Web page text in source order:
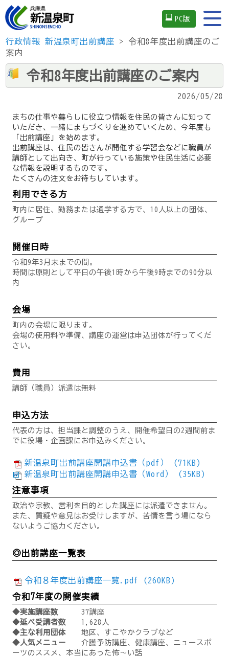
PC版
行政情報 新温泉町出前講座 > 令和8年度出前講座のご
案内
令和8年度出前講座のご案内
2026/05/28
まちの仕事や暮らしに役立つ情報を住民の皆さんに知って
いただき、一緒にまちづくりを進めていくため、今年度も
「出前講座」を始めます。
出前講座は、住民の皆さんが開催する学習会などに職員が
講師として出向き、町が行っている施策や住民生活に必要
な情報を説明するものです。
たくさんの注文をお待ちしています。
利用できる方
町内に居住、勤務または通学する方で、10人以上の団体、
グループ
開催日時
令和9年3月末までの間。
時間は原則として平日の午後1時から午後9時までの90分以
内
会場
町内の会場に限ります。
会場の使用料や準備、講座の運営は申込団体が行ってくだ
さい。
費用
講師（職員）派遣は無料
申込方法
代表の方は、担当課と調整のうえ、開催希望日の2週間前ま
でに役場・企画課にお申込みください。
新温泉町出前講座開講申込書（pdf） (71KB)
新温泉町出前講座開講申込書（Word） (35KB)
注意事項
政治や宗教、営利を目的とした講座には派遣できません。
また、質疑や意見はお受けしますが、苦情を言う場になら
ないようご協力ください。
◎出前講座一覧表
令和８年度出前講座一覧.pdf (260KB)
令和7年度の開催実績
◆実施講座数 37講座
◆延べ受講者数 1,628人
◆主な利用団体 地区、すこやかクラブなど
◆人気メニュー 介護予防講座、健康講座、ニュースポ
ーツのススメ、本当にあった怖～い話